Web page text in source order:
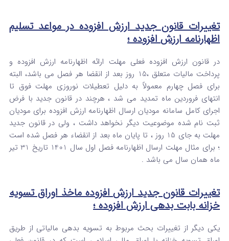
تغییرات قانون جدید ارزش افزوده در مواعد تسلیم
اظهارنامهارزشافزوده ؛
در قانون ارزش افزوده فعلی مهلت ارائه اظهارنامه ارزش افزوده و
پرداخت مالیات متعلق ،15 روز بعد از انقضا هر فصل می باشد، البته
برای فصل چهارم معمولاً به دلیل تعطیلات نوروزی مهلت فوق تا
انتهای فروردین ماه تمدید می شد ، هرچند در قانون جدید با فرض
اجرای کامل سامانه مودیان ارسال اظهارنامه ارزش افزوده برای مودیان
ثبت نام شده موضوعیت دیگر نخواهد داشت ، ولی در قانون جدید
مهلت به جای 15 روز ، تا پایان ماه بعد از انقضاء هر فصل شده است
؛ برای مثال مهلت ارسال اظهارنامه فصل اول سال 1401 تاریخ 31 تیر
ماه همان سال می باشد .
تغییرات قانون جدید ارزش افزوده ماخذ اوراق تسویه
خزانه بابت بدهی ارزش افزوده ؛
یکی دیگر از تغییرات بحث مربوط به تسویه بدهی مالیاتی از طریق